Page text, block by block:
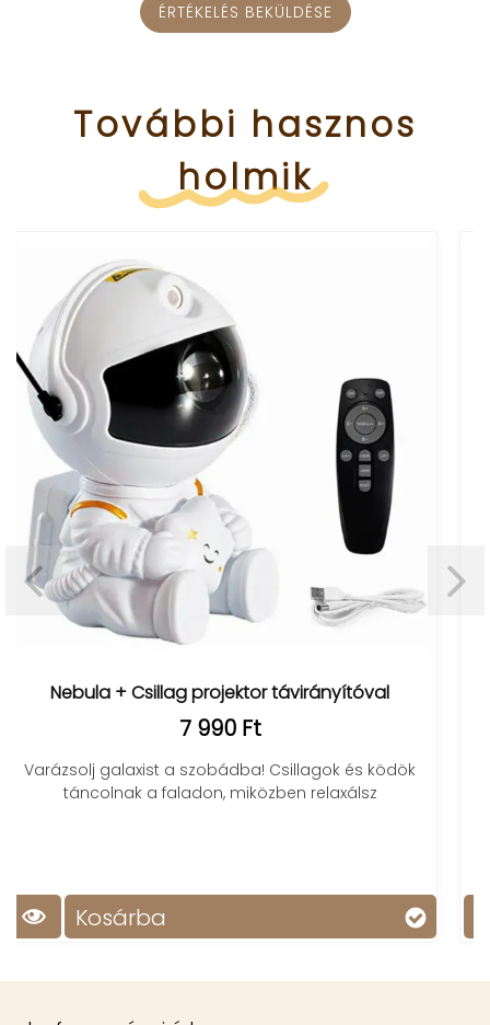
ÉRTÉKELÉS BEKÜLDÉSE
További hasznos
holmik
és ködök
LS07 ultravékony zseblámpa
2 990 Ft
Kompakt és erős zseblámpa 5